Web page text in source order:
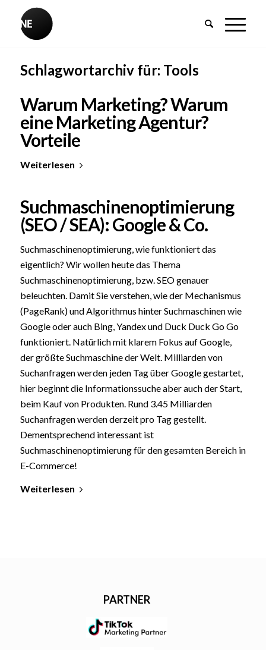
Schlagwortarchiv für: Tools
Warum Marketing? Warum
eine Marketing Agentur?
Vorteile
Weiterlesen
Suchmaschinenoptimierung
(SEO / SEA): Google & Co.
Suchmaschinenoptimierung, wie funktioniert das
eigentlich? Wir wollen heute das Thema
Suchmaschinenoptimierung, bzw. SEO genauer
beleuchten. Damit Sie verstehen, wie der Mechanismus
(PageRank) und Algorithmus hinter Suchmaschinen wie
Google oder auch Bing, Yandex und Duck Duck Go Go
funktioniert. Natürlich mit klarem Fokus auf Google,
der größte Suchmaschine der Welt. Milliarden von
Suchanfragen werden jeden Tag über Google gestartet,
hier beginnt die Informationssuche aber auch der Start,
beim Kauf von Produkten. Rund 3.45 Milliarden
Suchanfragen werden derzeit pro Tag gestellt.
Dementsprechend interessant ist
Suchmaschinenoptimierung für den gesamten Bereich in
E-Commerce!
Weiterlesen
PARTNER